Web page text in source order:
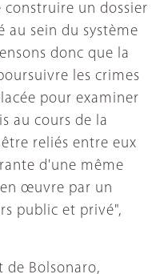
un dossier
au sein du système
donc que la
les crimes
pour examiner
au cours de la
reliés entre eux
d'une même
œuvre par un
public et privé",
de Bolsonaro,